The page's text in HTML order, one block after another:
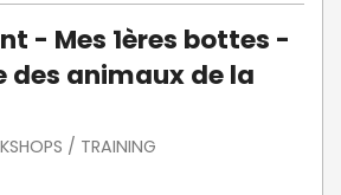
- Mes 1ères bottes -
des animaux de la
/ TRAINING